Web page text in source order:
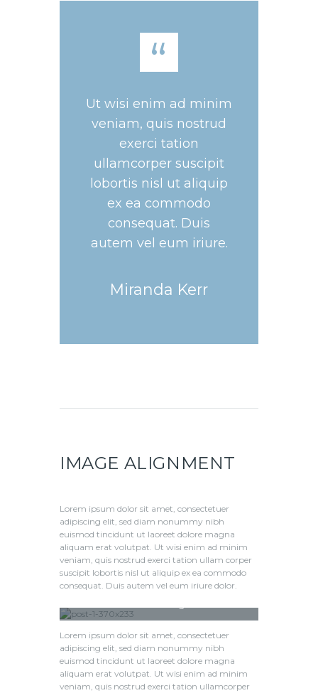
Ut wisi enim ad minim
veniam, quis nostrud
exerci tation
ullamcorper suscipit
lobortis nisl ut aliquip
ex ea commodo
consequat. Duis
autem vel eum iriure.
Miranda Kerr
IMAGE ALIGNMENT
Lorem ipsum dolor sit amet, consectetuer
adipiscing elit, sed diam nonummy nibh
euismod tincidunt ut laoreet dolore magna
aliquam erat volutpat. Ut wisi enim ad minim
veniam, quis nostrud exerci tation ullam corper
suscipit lobortis nisl ut aliquip ex ea commodo
consequat. Duis autem vel eum iriure dolor.
Lorem ipsum dolor sit amet, consectetuer
adipiscing elit, sed diam nonummy nibh
euismod tincidunt ut laoreet dolore magna
aliquam erat volutpat. Ut wisi enim ad minim
veniam, quis nostrud exerci tation ullamcorper